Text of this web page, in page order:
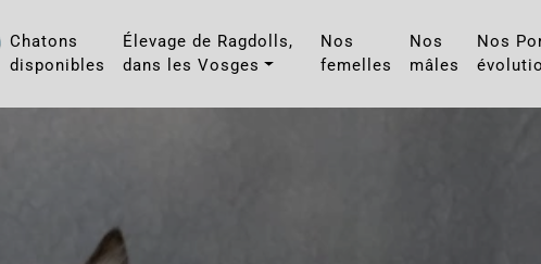
Chatons
disponibles
Élevage de Ragdolls,
dans les Vosges
Nos
femelles
Nos
mâles
Nos